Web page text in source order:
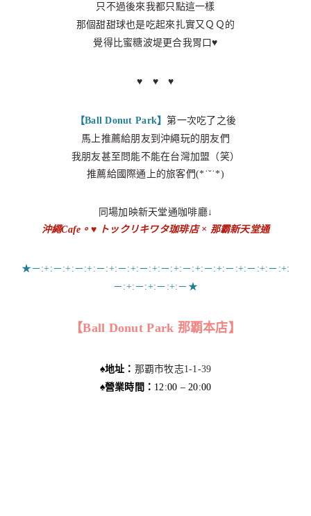
只不過後來我都只點這一樣
那個甜甜球也是吃起來扎實又ＱＱ的
覺得比蜜糖波堤更合我胃口♥
♥ ♥ ♥
【Ball Donut Park】 第一次吃了之後
馬上推薦給朋友到沖繩玩的朋友們
我朋友甚至問能不能在台灣加盟（笑）
推薦給國際通上的旅客們(*˙˘˙*)
同場加映新天堂通咖啡廳↓
沖繩Cafe。♥ トックリキワタ珈琲店 × 那霸新天堂通
★－:+:－:+:－:+:－:+:－:+:－:+:－:+:－:+:－:+:－:+:－:+:－:+:
－:+:－:+:－:+:－★
【Ball Donut Park 那覇本店】
♠︎地址： 那覇市牧志1-1-39
♠︎營業時間： 12:00 – 20:00